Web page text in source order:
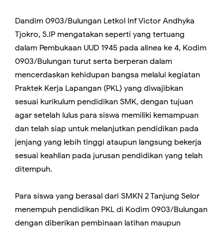
Dandim 0903/Bulungan Letkol Inf Victor Andhyka
Tjokro, S.IP mengatakan seperti yang tertuang
dalam Pembukaan UUD 1945 pada alinea ke 4, Kodim
0903/Bulungan turut serta berperan dalam
mencerdaskan kehidupan bangsa melalui kegiatan
Praktek Kerja Lapangan (PKL) yang diwajibkan
sesuai kurikulum pendidikan SMK, dengan tujuan
agar setelah lulus para siswa memiliki kemampuan
dan telah siap untuk melanjutkan pendidikan pada
jenjang yang lebih tinggi ataupun langsung bekerja
sesuai keahlian pada jurusan pendidikan yang telah
ditempuh.
Para siswa yang berasal dari SMKN 2 Tanjung Selor
menempuh pendidikan PKL di Kodim 0903/Bulungan
dengan diberikan pembinaan latihan maupun